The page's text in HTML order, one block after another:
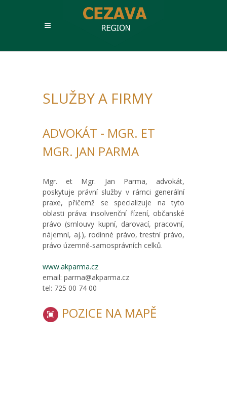
SLUŽBY A FIRMY
ADVOKÁT - MGR. ET
MGR. JAN PARMA
Mgr. et Mgr. Jan Parma, advokát,
poskytuje právní služby v rámci generální
praxe, přičemž se specializuje na tyto
oblasti práva: insolvenční řízení, občanské
právo (smlouvy kupní, darovací, pracovní,
nájemní, aj.), rodinné právo, trestní právo,
právo územně-samosprávních celků.
www.akparma.cz
email: parma@akparma.cz
tel: 725 00 74 00
POZICE NA MAPĚ